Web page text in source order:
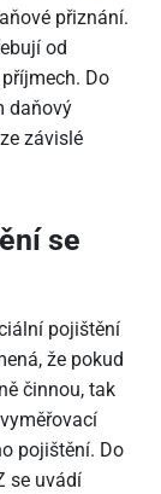
přiznání.
od
Do
daňový
závislé
se
pojištění
že pokud
činnou, tak
pojištění. Do
se uvádí